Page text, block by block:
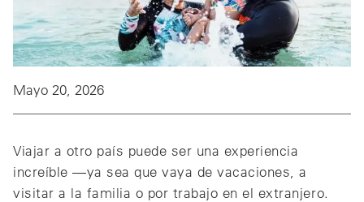
Mayo 20, 2026
Viajar a otro país puede ser una experiencia
increíble —ya sea que vaya de vacaciones, a
visitar a la familia o por trabajo en el extranjero.